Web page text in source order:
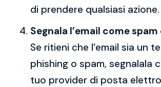
di prendere qualsiasi azione.
Segnala l’email come
Se ritieni che l’email sia un
phishing o spam, segnalala
tuo provider di posta